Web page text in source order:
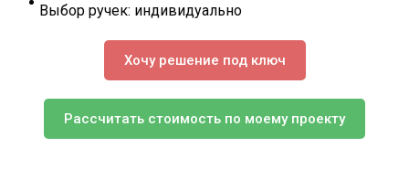
Выбор ручек: индивидуально
Хочу решение под ключ
Рассчитать стоимость по моему проекту